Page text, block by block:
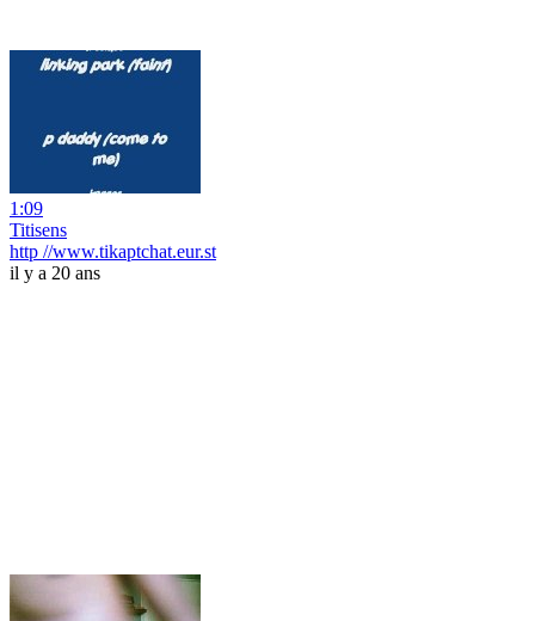
1:09
Titisens
http //www.tikaptchat.eur.st
il y a 20 ans